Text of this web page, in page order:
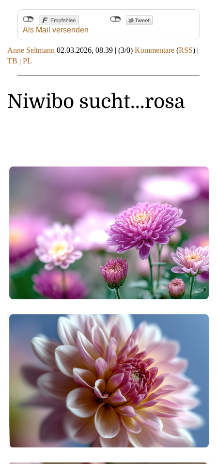
Als Mail versenden
Anne Seltmann 02.03.2026, 08.39 | (3/0) Kommentare (RSS) |
TB | PL
Niwibo sucht...rosa